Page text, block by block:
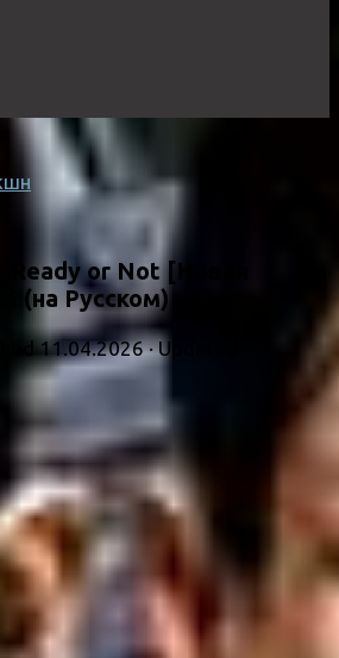
Ready or Not [Новая
(на Русском)
11.04.2026· Updated